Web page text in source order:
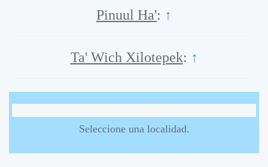
Pinuul Ha': ↑
Ta' Wich Xilotepek: ↑
Seleccione una localidad.